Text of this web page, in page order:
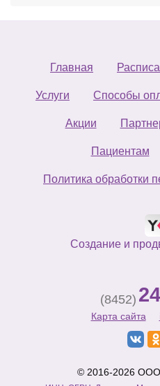
Главная
Услуги Способы
Акции
Пациентам
Политика обработки
Создание и
(8452)
Карта сайта
© 2016-2026